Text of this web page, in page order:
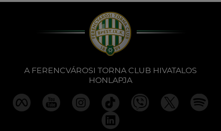
A FERENCVÁROSI TORNA CLUB HIVATALOS
HONLAPJA